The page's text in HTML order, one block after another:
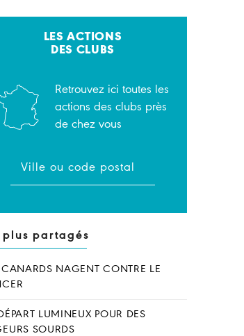
LES ACTIONS
DES CLUBS
Retrouvez ici toutes les
actions des clubs près
de chez vous
plus partagés
CANARDS NAGENT CONTRE LE
LUMINEUX POUR DES
SOURDS